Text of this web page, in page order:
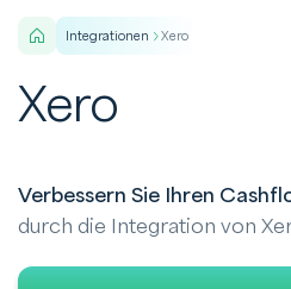
integrationen Xero
Xero
Verbessern Sie Ihren
durch die Integration von